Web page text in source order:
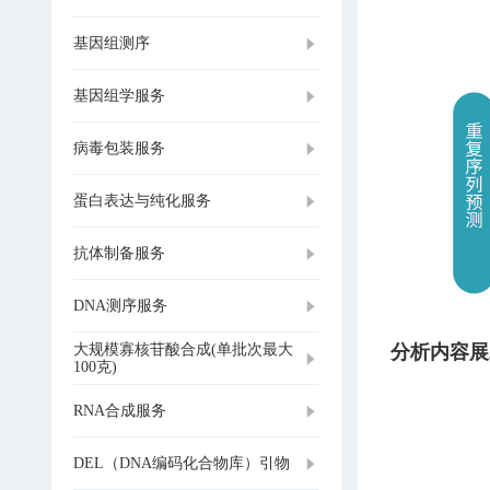
基因组测序
基因组学服务
病毒包装服务
蛋白表达与纯化服务
抗体制备服务
DNA测序服务
大规模寡核苷酸合成(单批次最大
100克)
RNA合成服务
DEL（DNA编码化合物库）引物
分析内容